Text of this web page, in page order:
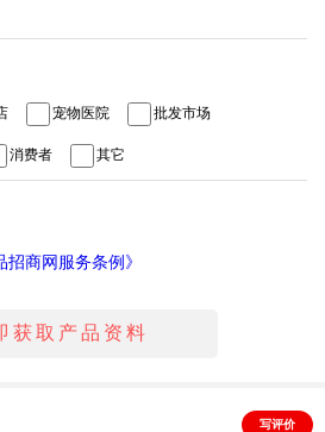
宠物医院 批发市场
消费者 其它
招商网服务条例》
写评价